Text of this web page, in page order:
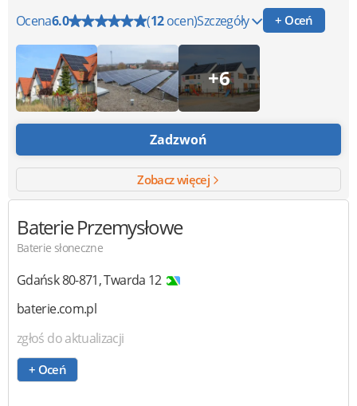
Ocena6.0 (12ocen)Szczegóły + Oceń
+6
Zadzwoń
Zobacz więcej
Baterie Przemysłowe
Baterie słoneczne
Gdańsk80-871,Twarda 12
baterie.com.pl
zgłoś do aktualizacji
+ Oceń